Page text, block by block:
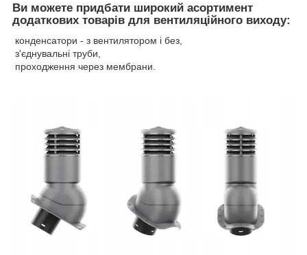
Ви можете придбати широкий асортимент
додаткових товарів для вентиляційного виходу:
конденсатори - з вентилятором і без,
з'єднувальні труби,
проходження через мембрани.